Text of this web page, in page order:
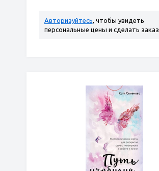
Авторизуйтесь, чтобы увидеть
персональные цены и сделать заказ